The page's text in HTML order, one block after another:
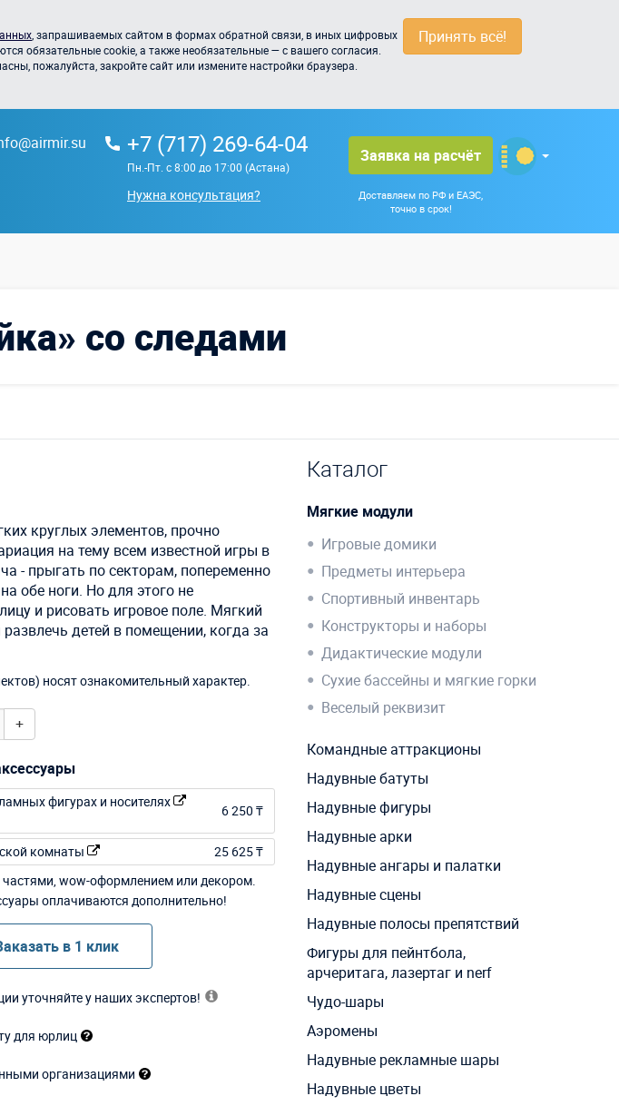
Принять всё!
, запрашиваемых сайтом в формах обратной связи, в иных цифровых
обязательные cookie, а также необязательные — с вашего согласия.
пожалуйста, закройте сайт или измените настройки браузера.
+7 (717) 269-64-04
Пн.-Пт. с 8:00 до 17:00 (Астана)
Нужна консультация?
Заявка на расчёт
Доставляем по РФ и ЕАЭС,
точно в срок!
со следами
круглых элементов, прочно
на тему всем известной игры в
- прыгать по секторам, попеременно
обе ноги. Но для этого не
и рисовать игровое поле. Мягкий
детей в помещении, когда за
носят ознакомительный характер.
+
фигурах и носителях
6 250 ₸
комнаты
25 625 ₸
wow-оформлением или декором.
оплачиваются дополнительно!
в 1 клик
уточняйте у наших экспертов!
для юрлиц
организациями
Каталог
Мягкие модули
Игровые домики
Предметы интерьера
Спортивный инвентарь
Конструкторы и наборы
Дидактические модули
Сухие бассейны и мягкие горки
Веселый реквизит
Командные аттракционы
Надувные батуты
Надувные фигуры
Надувные арки
Надувные ангары и палатки
Надувные сцены
Надувные полосы препятствий
Фигуры для пейнтбола,
арчеритага, лазертаг и nerf
Чудо-шары
Аэромены
Надувные рекламные шары
Надувные цветы